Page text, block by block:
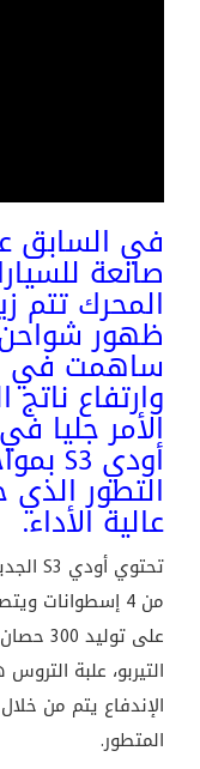
في السابق
صانعة
المحرك تتم
ظهور شواحن
ساهمت في
وارتفاع ناتج
الأمر جليا
التطور
عالية الأداء.
من 4 إسطوانات
على
الإندفاع يتم من
المتطور.